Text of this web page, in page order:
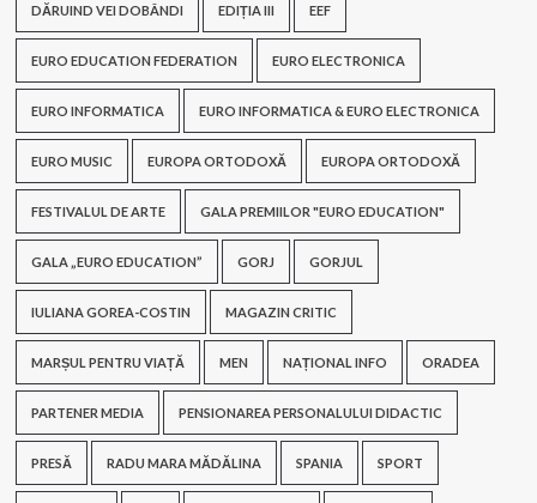
DĂRUIND VEI DOBÂNDI EDIȚIA III EEF
EURO EDUCATION FEDERATION EURO ELECTRONICA
EURO INFORMATICA EURO INFORMATICA & EURO ELECTRONICA
EURO MUSIC EUROPA ORTODOXĂ EUROPA ORTODOXĂ
FESTIVALUL DE ARTE GALA PREMIILOR "EURO EDUCATION"
GALA „EURO EDUCATION” GORJ GORJUL
IULIANA GOREA-COSTIN MAGAZIN CRITIC
MARȘUL PENTRU VIAȚĂ MEN NAȚIONAL INFO ORADEA
PARTENER MEDIA PENSIONAREA PERSONALULUI DIDACTIC
PRESĂ RADU MARA MĂDĂLINA SPANIA SPORT